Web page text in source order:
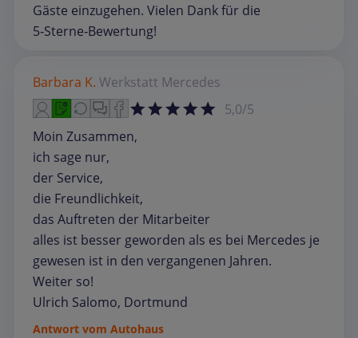
Gäste einzugehen. Vielen Dank für die
5‑Sterne‑Bewertung!
Barbara K. Werkstatt Mercedes
5,0/5
Moin Zusammen,
ich sage nur,
der Service,
die Freundlichkeit,
das Auftreten der Mitarbeiter
alles ist besser geworden als es bei Mercedes je
gewesen ist in den vergangenen Jahren.
Weiter so!
Ulrich Salomo, Dortmund
Antwort vom Autohaus